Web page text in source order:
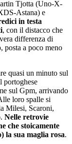
Tjotta (Uno-X-
Astana) e
in testa
, con il distacco che
differenza di
posta a poco meno
quasi un minuto sul
portoghese
sul Gpm, arrivando
loro spalle si
Milesi, Scaroni,
Nelle retrovie
che stoicamente
la sua maglia rosa.